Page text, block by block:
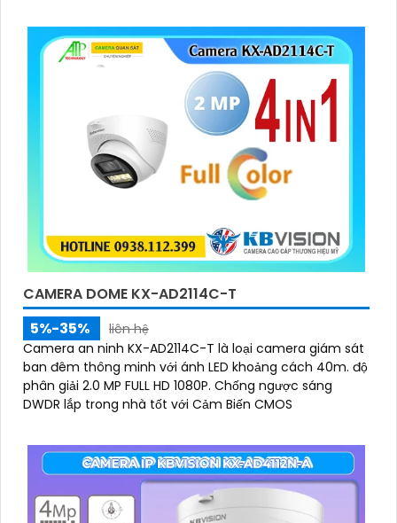
CAMERA DOME KX-AD2114C-T
5%-35%
liên hệ
Camera an ninh KX-AD2114C-T là loại camera giám sát
ban đêm thông minh với ánh LED khoảng cách 40m. độ
phân giải 2.0 MP FULL HD 1080P. Chống ngược sáng
DWDR lắp trong nhà tốt với Cảm Biến CMOS